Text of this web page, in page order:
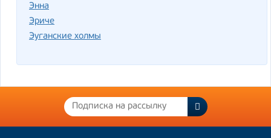
Энна
Эриче
Эуганские холмы